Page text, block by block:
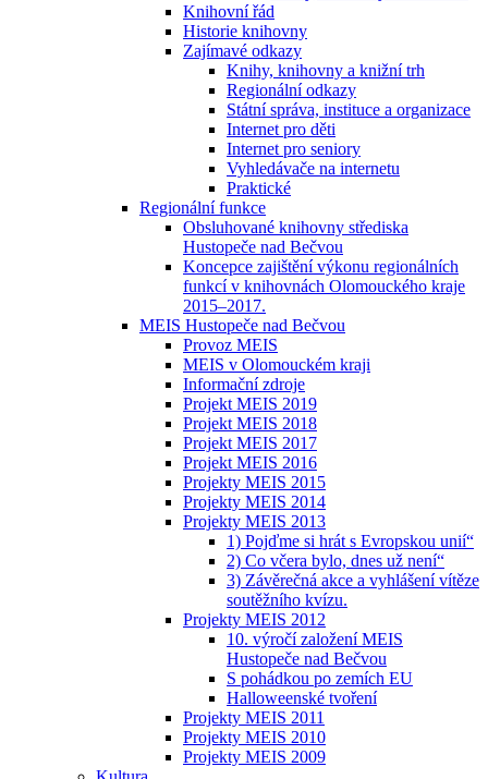
Knihovní řád
Historie knihovny
Zajímavé odkazy
Knihy, knihovny a knižní trh
Regionální odkazy
Státní správa, instituce a organizace
Internet pro děti
Internet pro seniory
Vyhledávače na internetu
Praktické
Regionální funkce
Obsluhované knihovny střediska
Hustopeče nad Bečvou
Koncepce zajištění výkonu regionálních
funkcí v knihovnách Olomouckého kraje
2015–2017.
MEIS Hustopeče nad Bečvou
Provoz MEIS
MEIS v Olomouckém kraji
Informační zdroje
Projekt MEIS 2019
Projekt MEIS 2018
Projekt MEIS 2017
Projekt MEIS 2016
Projekty MEIS 2015
Projekty MEIS 2014
Projekty MEIS 2013
1) Pojďme si hrát s Evropskou unií“
2) Co včera bylo, dnes už není“
3) Závěrečná akce a vyhlášení vítěze
soutěžního kvízu.
Projekty MEIS 2012
10. výročí založení MEIS
Hustopeče nad Bečvou
S pohádkou po zemích EU
Halloweenské tvoření
Projekty MEIS 2011
Projekty MEIS 2010
Projekty MEIS 2009